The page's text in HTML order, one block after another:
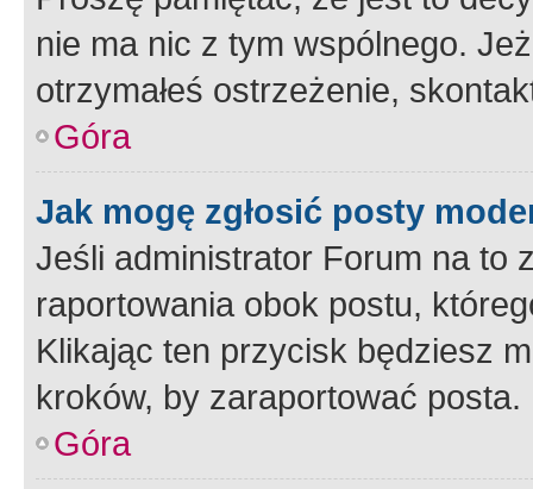
nie ma nic z tym wspólnego.
otrzymałeś ostrzeżenie,
Góra
Jak mogę zgłosić posty
Jeśli administrator Forum na to
raportowania obok postu,
Klikając ten przycisk będziesz
kroków, by zaraportować posta.
Góra